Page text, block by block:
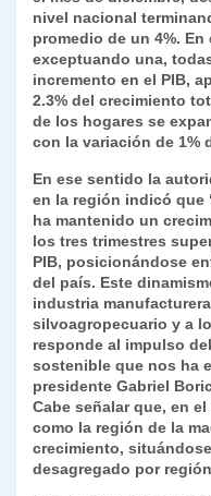
nivel nacional
promedio de un 4%.
exceptuando una,
incremento en el PIB,
2.3% del crecimiento
de los hogares se
con la variación de 1%
En ese sentido la
en la región indicó que
ha mantenido un
los tres trimestres
PIB, posicionándose
del país. Este
industria
silvoagropecuario y a
responde al impulso
sostenible que nos ha
presidente Gabriel
Cabe señalar que, en
como la región de la
crecimiento,
desagregado por